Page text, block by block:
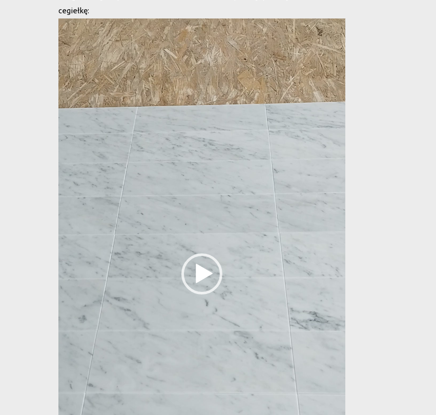
cegiełkę:
Odtwarzacz
video